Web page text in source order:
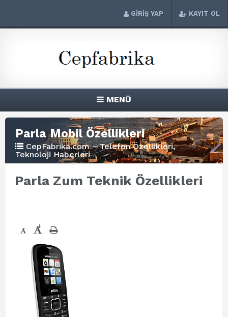
GİRİŞ YAP KAYIT OL
MENÜ
Parla Mobil Özellikleri
CepFabrika.com – Telefon Özellikleri,
Teknoloji Haberleri
Parla Zum Teknik Özellikleri
- +